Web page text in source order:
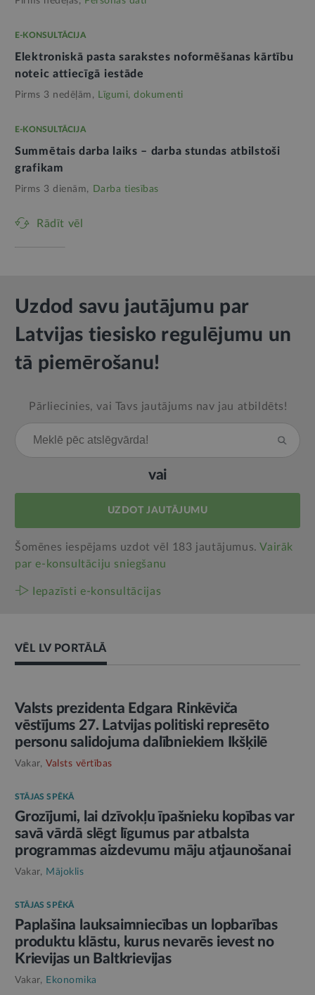
E-KONSULTĀCIJA
Elektroniskā pasta sarakstes noformēšanas kārtību
noteic attiecīgā iestāde
Pirms 3 nedēļām, Līgumi, dokumenti
E-KONSULTĀCIJA
Summētais darba laiks – darba stundas atbilstoši
grafikam
Pirms 3 dienām, Darba tiesības
Rādīt vēl
Uzdod savu jautājumu par
Latvijas tiesisko regulējumu un
tā piemērošanu!
Pārliecinies, vai Tavs jautājums nav jau atbildēts!
vai
UZDOT JAUTĀJUMU
Šomēnes iespējams uzdot vēl 183 jautājumus.Vairāk
par e‑konsultāciju sniegšanu
Iepazīsti e-konsultācijas
VĒL LV PORTĀLĀ
AMATPERSONAS RUNA
Valsts prezidenta Edgara Rinkēviča
vēstījums 27. Latvijas politiski represēto
personu salidojuma dalībniekiem Ikšķilē
Vakar, Valsts vērtības
STĀJAS SPĒKĀ
Grozījumi, lai dzīvokļu īpašnieku kopības var
savā vārdā slēgt līgumus par atbalsta
programmas aizdevumu māju atjaunošanai
Vakar, Mājoklis
STĀJAS SPĒKĀ
Paplašina lauksaimniecības un lopbarības
produktu klāstu, kurus nevarēs ievest no
Krievijas un Baltkrievijas
Vakar, Ekonomika